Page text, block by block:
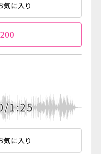
気に入り
1:25
気に入り